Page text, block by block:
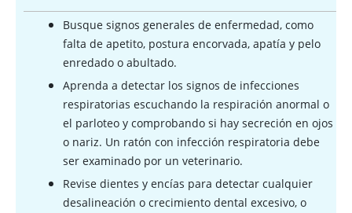
Busque signos generales de enfermedad, como
falta de apetito, postura encorvada, apatía y pelo
enredado o abultado.
Aprenda a detectar los signos de infecciones
respiratorias escuchando la respiración anormal o
el parloteo y comprobando si hay secreción en ojos
o nariz. Un ratón con infección respiratoria debe
ser examinado por un veterinario.
Revise dientes y encías para detectar cualquier
desalineación o crecimiento dental excesivo, o